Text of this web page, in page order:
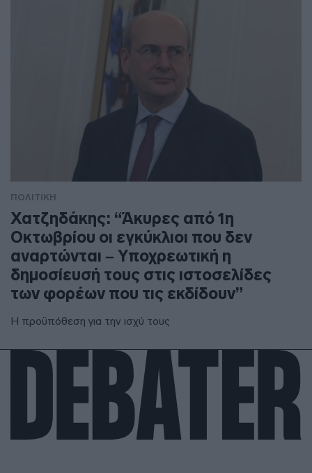
ΠΟΛΙΤΙΚΗ
Χατζηδάκης: “Άκυρες από 1η
Οκτωβρίου οι εγκύκλιοι που δεν
αναρτώνται – Υποχρεωτική η
δημοσίευσή τους στις ιστοσελίδες
των φορέων που τις εκδίδουν”
Η προϋπόθεση για την ισχύ τους